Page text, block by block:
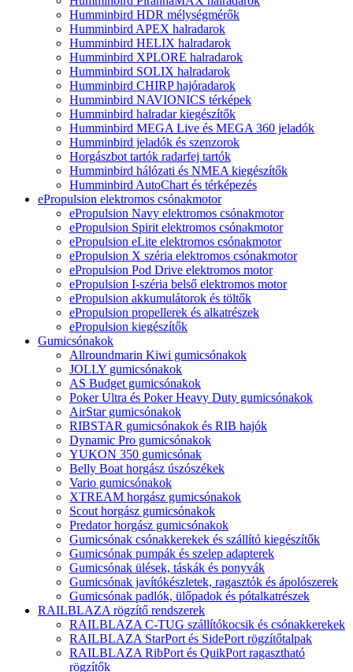
Humminbird HDR mélységmérők
Humminbird APEX halradarok
Humminbird HELIX halradarok
Humminbird XPLORE halradarok
Humminbird SOLIX halradarok
Humminbird CHIRP hajóradarok
Humminbird NAVIONICS térképek
Humminbird halradar kiegészítők
Humminbird MEGA Live és MEGA 360 jeladók
Humminbird jeladók és szenzorok
Horgászbot tartók radarfej tartók
Humminbird hálózati és NMEA kiegészítők
Humminbird AutoChart és térképezés
ePropulsion elektromos csónakmotor
ePropulsion Navy elektromos csónakmotor
ePropulsion Spirit elektromos csónakmotor
ePropulsion eLite elektromos csónakmotor
ePropulsion X széria elektromos csónakmotor
ePropulsion Pod Drive elektromos motor
ePropulsion I-széria belső elektromos motor
ePropulsion akkumulátorok és töltők
ePropulsion propellerek és alkatrészek
ePropulsion kiegészítők
Gumicsónakok
Allroundmarin Kiwi gumicsónakok
JOLLY gumicsónakok
AS Budget gumicsónakok
Poker Ultra és Poker Heavy Duty gumicsónakok
AirStar gumicsónakok
RIBSTAR gumicsónakok és RIB hajók
Dynamic Pro gumicsónakok
YUKON 350 gumicsónak
Belly Boat horgász úszószékek
Vario gumicsónakok
XTREAM horgász gumicsónakok
Scout horgász gumicsónakok
Predator horgász gumicsónakok
Gumicsónak csónakkerekek és szállító kiegészítők
Gumicsónak pumpák és szelep adapterek
Gumicsónak ülések, táskák és ponyvák
Gumicsónak javítókészletek, ragasztók és ápolószerek
Gumicsónak padlók, ülőpadok és pótalkatrészek
RAILBLAZA rögzítő rendszerek
RAILBLAZA C-TUG szállítókocsik és csónakkerekek
RAILBLAZA StarPort és SidePort rögzítőtalpak
RAILBLAZA RibPort és QuikPort ragasztható
rögzítők